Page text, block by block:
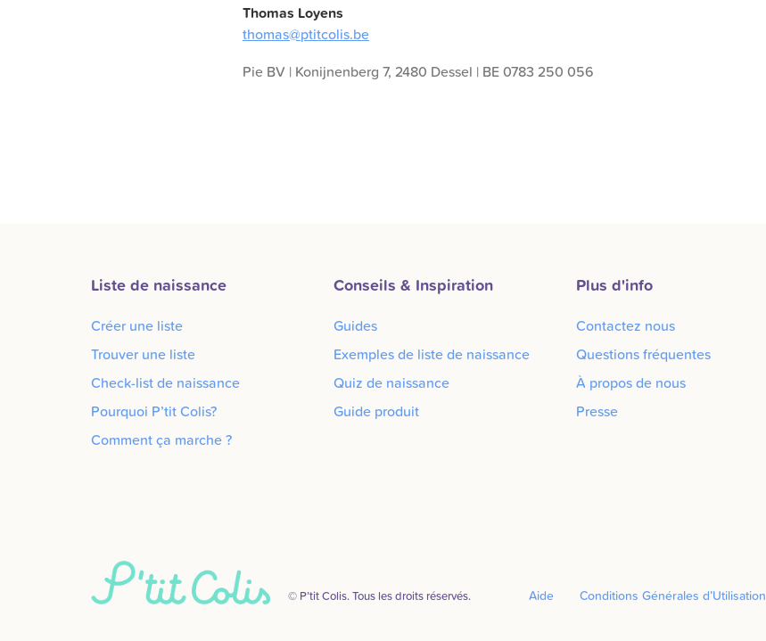
Thomas Loyens
thomas@ptitcolis.be
Pie BV | Konijnenberg 7, 2480 Dessel | BE 0783 250 056
Liste de naissance
Créer une liste
Trouver une liste
Check-list de naissance
Pourquoi P’tit Colis?
Comment ça marche ?
Conseils & Inspiration
Guides
Exemples de liste de naissance
Quiz de naissance
Guide produit
Plus d'info
Contactez nous
Questions fréquentes
À propos de nous
Presse
© P’tit Colis. Tous les droits réservés. Aide Conditions Générales d’Utilisation